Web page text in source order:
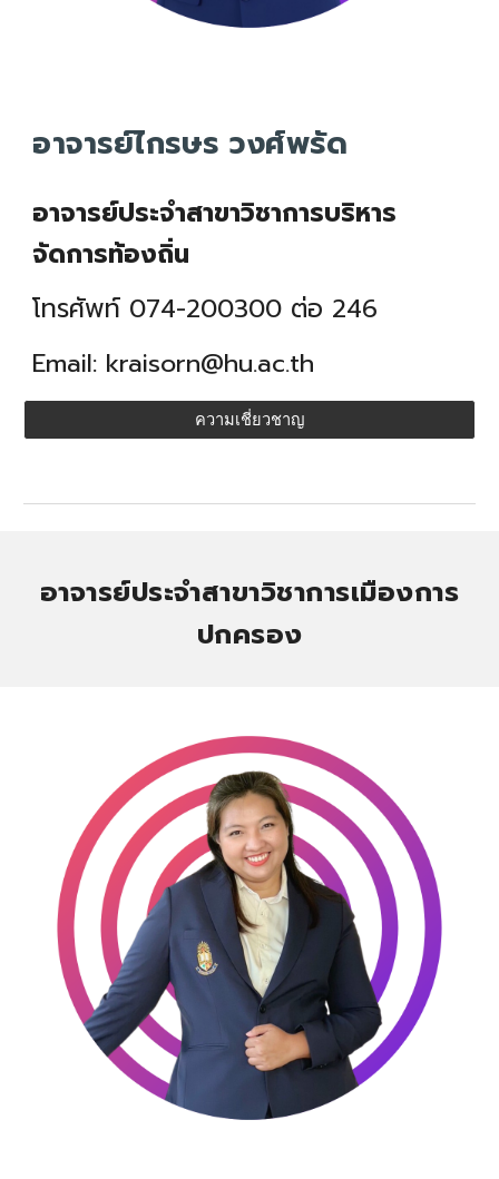
อาจารย์ไกรษร วงศ์พรัด
อาจารย์ประจำสาขาวิชาการบริหาร
จัดการท้องถิ่น
โทรศัพท์ 074-200300 ต่อ 246
Email: kraisorn@hu.ac.th
ความเชี่ยวชาญ
อาจารย์ประจำสาขาวิชาการเมืองการ
ปกครอง